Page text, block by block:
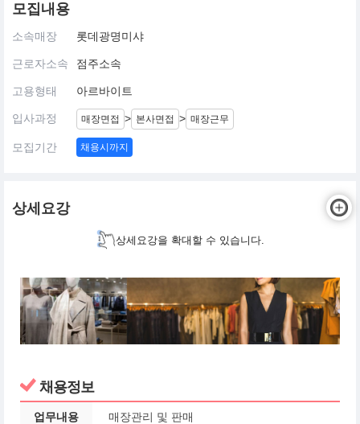
모집내용
소속매장 롯데광명미샤
근로자소속 점주소속
고용형태 아르바이트
입사과정 매장면접 > 본사면접 > 매장근무
모집기간 채용시까지
상세요강
상세요강을 확대할 수 있습니다.
채용정보
업무내용 매장관리 및 판매